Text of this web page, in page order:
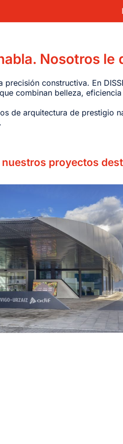
Nosotros le
constructiva. En
combinan belleza,
de arquitectura de prestigio
proyectos